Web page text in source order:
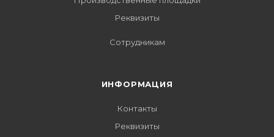
Реквизиты
Сотрудникам
ИНФОРМАЦИЯ
Контакты
Реквизиты